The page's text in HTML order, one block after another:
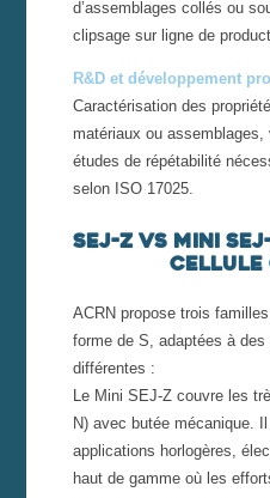
d’assemblages collés ou
clipsage sur ligne de
R&D et développement
Caractérisation des
matériaux ou
études de répétabilité
selon ISO 17025.
SEJ-Z vs Mini
cellule
ACRN propose trois
forme de S, adaptées à
différentes :
Le Mini SEJ-Z couvre les
N) avec butée mécanique.
applications horlogères,
haut de gamme où les